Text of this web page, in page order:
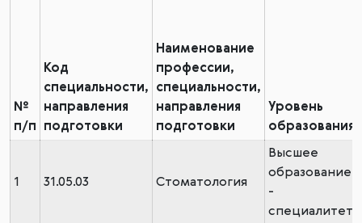
№
п/п
Код
специальности,
направления
подготовки
Наименование
профессии,
специальности,
направления
подготовки
Уровень
образования
1 31.05.03 Стоматология
Высшее
образование
-
специалитет